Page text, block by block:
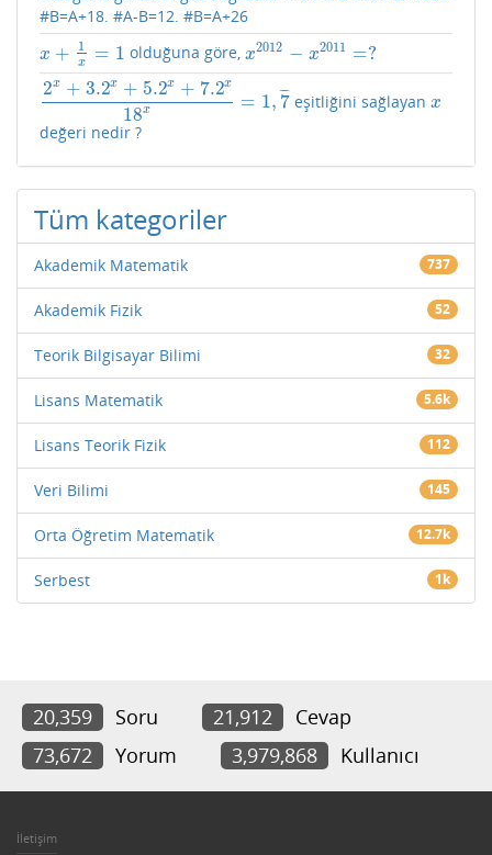
#B=A+18. #A-B=12. #B=A+26
x + 1
x = 1
x+ 1x =1 olduğuna göre,x2012 − x2011 =?
x2012 −x 2011= ?
2x + 3.2x + 5.2x + 7.2x
18x = 1, 7
¯¯
¯
2x+3.2x+5.2x+7.2x18x=1,7¯ eşitliğini sağlayanx
x
değeri nedir ?
Tüm kategoriler
Akademik Matematik 737
Akademik Fizik 52
Teorik Bilgisayar Bilimi 32
Lisans Matematik 5.6k
Lisans Teorik Fizik 112
Veri Bilimi 145
Orta Öğretim Matematik 12.7k
Serbest 1k
20,359 Soru 21,912
Cevap
73,672
Yorum 3,979,868 Kullanıcı
İletişim